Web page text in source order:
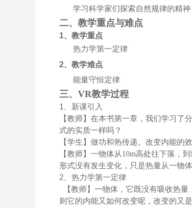
学习科学家们探索自然规律的精神
二、教学重点与难点
1、教学重点
热力学第一定律
2、教学难点
能量守恒定律
三、VR教学过程
1 、新课引入
【教师】在本书第一章，我们学习
式的实质一样吗？
【学生】做功和热传递。改变内能的
【教师】一物体从10m高处往下落，
形式没有发生变化，只是热量从一物
2 、热力学第一定律
【教师】一物体，它既没有吸收热
则它的内能又如何改变呢，改变的又